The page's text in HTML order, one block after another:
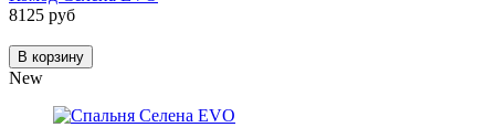
8125 руб
В корзину
New